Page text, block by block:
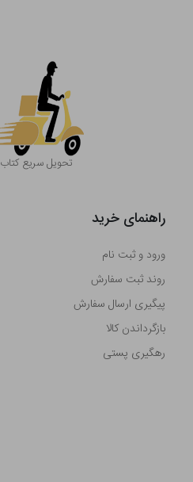
تحویل سریع کتاب
راهنمای خرید
ورود و ثبت نام
روند ثبت سفارش
پیگیری ارسال سفارش
بازگرداندن کالا
رهگیری پستی